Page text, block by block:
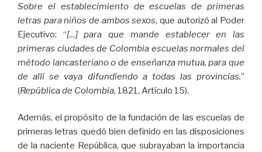
Sobre el establecimiento de escuelas de primeras
letras para niños de ambos sexos, que autorizó al Poder
Ejecutivo: “[…] para que mande establecer en las
primeras ciudades de Colombia escuelas normales del
método lancasteriano o de enseñanza mutua, para que
de allí se vaya difundiendo a todas las provincias.”
(República de Colombia, 1821, Artículo 15).
Además, el propósito de la fundación de las escuelas de
primeras letras quedó bien definido en las disposiciones
de la naciente República, que subrayaban la importancia